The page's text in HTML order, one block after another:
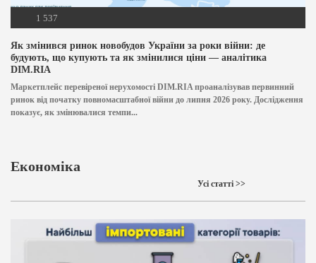
1 537
Як змінився ринок новобудов України за роки війни: де
будують, що купують та як змінилися ціни — аналітика
DIM.RIA
Маркетплейс перевіреної нерухомості DIM.RIA проаналізував первинний
ринок від початку повномасштабної війни до липня 2026 року. Дослідження
показує, як змінювалися темпи...
Економіка
Усі статті >>